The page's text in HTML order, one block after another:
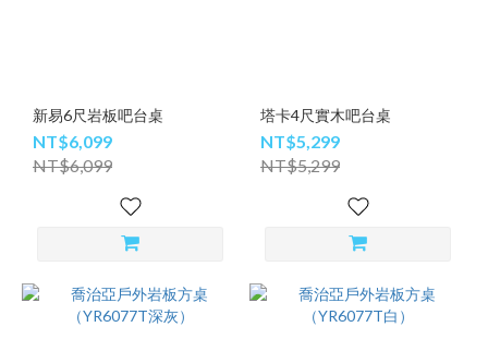
新易6尺岩板吧台桌
NT$6,099
NT$6,099
塔卡4尺實木吧台桌
NT$5,299
NT$5,299